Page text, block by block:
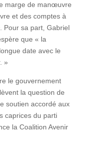
marge de manœuvre
et des comptes à
. Pour sa part, Gabriel
que « la
date avec le
»
le gouvernement
la question de
soutien accordé aux
caprices du parti
la Coalition Avenir